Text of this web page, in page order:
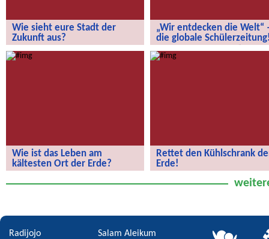
Wie sieht eure Stadt der
Zukunft aus?
„Wir entdecken die Welt“
die globale
globale Schülerzeitung!
Wie ist das Leben am
kältesten Ort der Erde?
der Erde?
Rettet den Kühlschrank
Erde!
Radijojo
Salam Aleikum